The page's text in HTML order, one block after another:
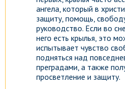
ангела, который в
защиту, помощь,
руководство. Если во
него есть крылья, это
испытывает чувство
подняться над
преградами, а также
просветление и защиту.